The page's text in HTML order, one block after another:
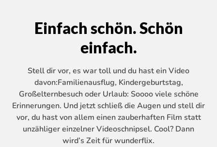
Einfach schön. Schön
einfach.
Stell dir vor, es war toll und du hast ein Video
davon:Familienausflug, Kindergeburtstag,
Großelternbesuch oder Urlaub: Soooo viele schöne
Erinnerungen. Und jetzt schließ die Augen und stell dir
vor, du hast von allem einen zauberhaften Film statt
unzähliger einzelner Videoschnipsel. Cool? Dann
wird’s Zeit für wunderflix.